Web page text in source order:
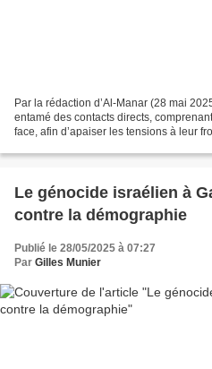
Par la rédaction d’Al-Manar (28 mai
entamé des contacts directs,
face, afin d’apaiser les tensions à leur
Le génocide israélien à
contre la démographie
Publié le 28/05/2025 à 07:27
Par Gilles Munier